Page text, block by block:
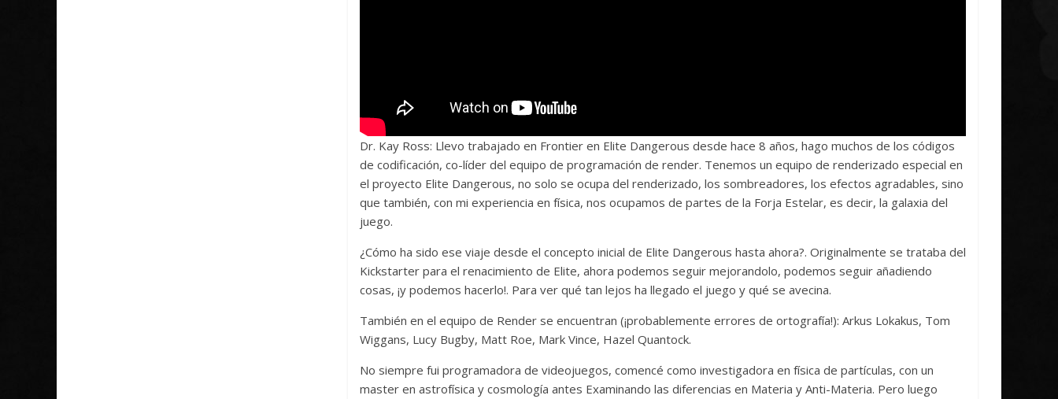
Dr. Kay Ross: Llevo trabajado en Frontier en Elite Dangerous desde hace 8 años, hago muchos de los códigos
de codificación, co-líder del equipo de programación de render. Tenemos un equipo de renderizado especial en
el proyecto Elite Dangerous, no solo se ocupa del renderizado, los sombreadores, los efectos agradables, sino
que también, con mi experiencia en física, nos ocupamos de partes de la Forja Estelar, es decir, la galaxia del
juego.
¿Cómo ha sido ese viaje desde el concepto inicial de Elite Dangerous hasta ahora?. Originalmente se trataba del
Kickstarter para el renacimiento de Elite, ahora podemos seguir mejorandolo, podemos seguir añadiendo
cosas, ¡y podemos hacerlo!. Para ver qué tan lejos ha llegado el juego y qué se avecina.
También en el equipo de Render se encuentran (¡probablemente errores de ortografía!): Arkus Lokakus, Tom
Wiggans, Lucy Bugby, Matt Roe, Mark Vince, Hazel Quantock.
No siempre fui programadora de videojuegos, comencé como investigadora en física de partículas, con un
master en astrofísica y cosmología antes Examinando las diferencias en Materia y Anti-Materia. Pero luego